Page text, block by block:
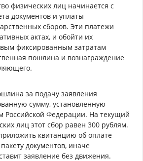
физических лиц начинается с
документов и уплаты
сборов. Эти платежи
актах, и обойти их
фиксированным затратам
пошлина и вознаграждение
за подачу заявления
сумму, установленную
Российской Федерации. На текущий
лиц этот сбор равен 300 рублям.
квитанцию об оплате
документов, иначе
заявление без движения.